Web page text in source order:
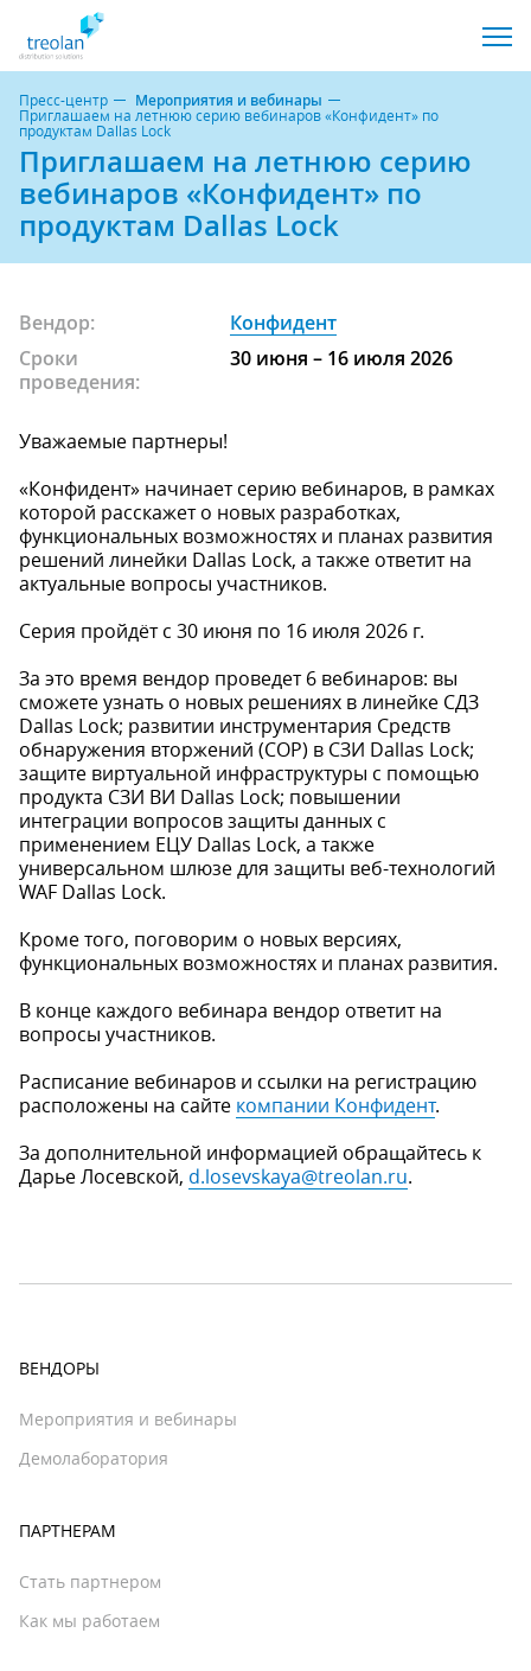
Пресс-центр Мероприятия и вебинары
Приглашаем на летнюю серию вебинаров «Конфидент» по
продуктам Dallas Lock
Приглашаем на летнюю серию
вебинаров «Конфидент» по
продуктам Dallas Lock
Вендор:
Конфидент
Сроки
проведения:
30 июня – 16 июля 2026
Уважаемые партнеры!
«Конфидент» начинает серию вебинаров, в рамках
которой расскажет о новых разработках,
функциональных возможностях и планах развития
решений линейки Dallas Lock, а также ответит на
актуальные вопросы участников.
Серия пройдёт с 30 июня по 16 июля 2026 г.
За это время вендор проведет 6 вебинаров: вы
сможете узнать о новых решениях в линейке СДЗ
Dallas Lock; развитии инструментария Средств
обнаружения вторжений (СОР) в СЗИ Dallas Lock;
защите виртуальной инфраструктуры с помощью
продукта СЗИ ВИ Dallas Lock; повышении
интеграции вопросов защиты данных с
применением ЕЦУ Dallas Lock, а также
универсальном шлюзе для защиты веб-технологий
WAF Dallas Lock.
Кроме того, поговорим о новых версиях,
функциональных возможностях и планах развития.
В конце каждого вебинара вендор ответит на
вопросы участников.
Расписание вебинаров и ссылки на регистрацию
расположены на сайте компании Конфидент.
За дополнительной информацией обращайтесь к
Дарье Лосевской, d.losevskaya@treolan.ru.
ВЕНДОРЫ
Мероприятия и вебинары
Демолаборатория
ПАРТНЕРАМ
Стать партнером
Как мы работаем